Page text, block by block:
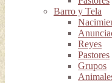
Barro y Tela
Reyes
Pastores
Grupos